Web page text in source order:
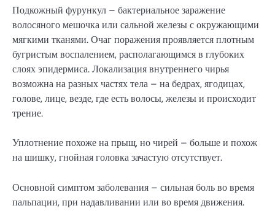
Подкожный фурункул – бактериальное заражение
волосяного мешочка или сальной железы с окружающими
мягкими тканями. Очаг поражения проявляется плотным
бугристым воспалением, располагающимся в глубоких
слоях эпидермиса. Локализация внутреннего чирья
возможна на разных частях тела – на бедрах, ягодицах,
голове, лице, везде, где есть волосы, железы и происходит
трение.
Уплотнение похоже на прыщ, но чирей – больше и похож
на шишку, гнойная головка зачастую отсутствует.
Основной симптом заболевания – сильная боль во время
пальпации, при надавливании или во время движения.